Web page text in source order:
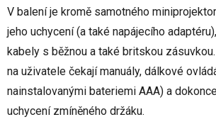
V balení je kromě samotného
jeho uchycení (a také napájecího
kabely s běžnou a také britskou
na uživatele čekají manuály, dálkové
nainstalovanými bateriemi AAA) a
uchycení zmíněného držáku.